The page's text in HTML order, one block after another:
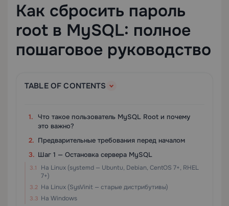
Как сбросить пароль
root в MySQL: полное
пошаговое руководство
TABLE OF CONTENTS
Что такое пользователь MySQL Root и почему
это важно?
Предварительные требования перед началом
Шаг 1 — Остановка сервера MySQL
На Linux (systemd — Ubuntu, Debian, CentOS 7+, RHEL
7+)
На Linux (SysVinit — старые дистрибутивы)
На Windows